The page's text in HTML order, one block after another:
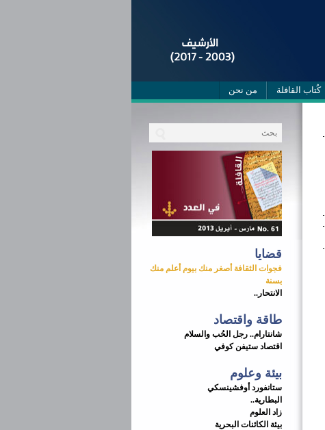
كُتاب القافلة من نحن
قضايا
فجوات الثقافة أصغر منك بيوم أعلم منك
بسنة
الانتحار..
طاقة واقتصاد
شانتارام.. رجل الحُب والسلام
اقتصاد ستيفن كوفي
بيئة وعلوم
ستانفورد أوفشينسكي
البطارية..
زاد العلوم
بيئة الكائنات البحرية